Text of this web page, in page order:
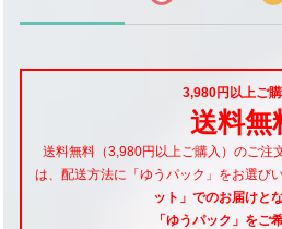
3,980円以上ご
送料無
送料無料（3,980円以上ご購入）のご注
は、配送方法に「ゆうパック」をお選び
ット」でのお届けと
「ゆうパック」をご